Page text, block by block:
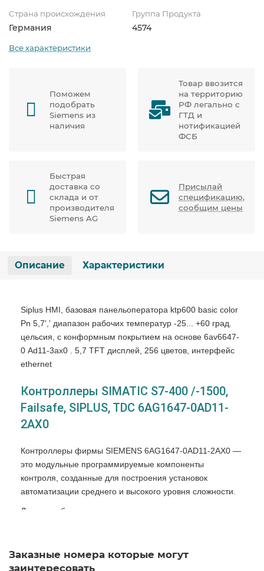
Страна происхождения
Германия
Группа Продукта
4574
Все характеристики
Поможем
подобрать
Siemens из
наличия
Товар ввозится
на территорию
РФ легально с
ГТД и
нотификацией
ФСБ
Быстрая
доставка со
склада и от
производителя
Siemens AG
Присылай
спецификацию,
сообщим цены
Описание Характеристики
Siplus HMI, базовая панельоператора ktp600 basic color
Pn 5,7',' диапазон рабочих температур -25... +60 град.
цельсия, с конформным покрытием на основе 6av6647-
0 Аd11-3ax0 . 5,7 TFT дисплей, 256 цветов, интерфейс
ethernet
Контроллеры SIMATIC S7-400 /-1500,
Failsafe, SIPLUS, TDC 6AG1647-0AD11-
2AX0
Контроллеры фирмы SIEMENS 6AG1647-0AD11-2AX0 —
это модульные программируемые компоненты
контроля, созданные для построения установок
автоматизации среднего и высокого уровня сложности.
Легкость обслуживания и эксплуатации контроллера
схем распределенного и локального ввода-вывода,
модульная схема, работа с естественной системой
Заказные номера которые могут
заинтересовать